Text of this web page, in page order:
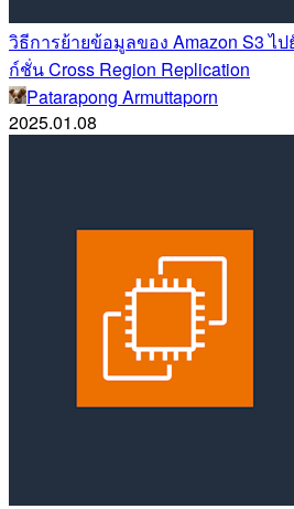
วิธีการย้ายข้อมูลของ Amazon S3 ไ
ก์ชั่น Cross Region Replication
Patarapong Armuttaporn
2025.01.08